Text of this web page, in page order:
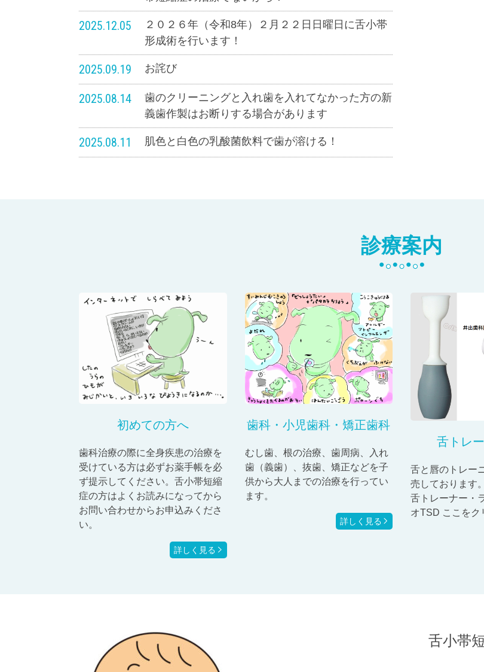
2025.12.05
２０２６年（令和8年）２月２２日日曜日に舌小帯
形成術を行います！
2025.09.19 お詫び
2025.08.14
歯のクリーニングと入れ歯を入れてなかった方の新
義歯作製はお断りする場合があります
2025.08.11 肌色と白色の乳酸菌飲料で歯が溶ける！
診療案内
初めての方へ
歯科治療の際に全身疾患の治療を
受けている方は必ずお薬手帳を必
ず提示してください。舌小帯短縮
症の方はよくお読みになってから
お問い合わせからお申込みくださ
い。
詳しく見る
歯科・小児歯科・矯正歯科
むし歯、根の治療、歯周病、入れ
歯（義歯）、抜歯、矯正などを子
供から大人までの治療を行ってい
ます。
詳しく見る
舌トレ
舌と唇のトレー
売しております
舌トレーナー・
オTSD ここを
舌小帯